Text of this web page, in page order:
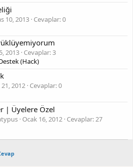
10, 2013 Cevaplar: 0
2013 Cevaplar: 3
(Hack)
2012 Cevaplar: 0
| Üyelere Özel
Ocak 16, 2012 Cevaplar: 27